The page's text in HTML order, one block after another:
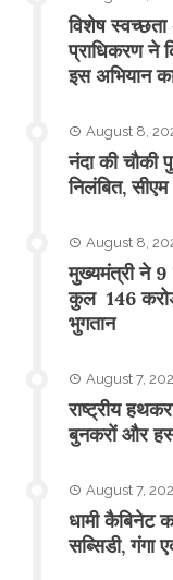
विशेष
प्राधिकरण ने
इस अभियान
August 8,
नंदा की
निलंबित, सीएम
August 8,
मुख्यमंत्री ने 9
कुल 146
भुगतान
August 7,
राष्ट्रीय
बुनकरों और
August 7,
​धामी कैबिनेट
सब्सिडी, गंगा